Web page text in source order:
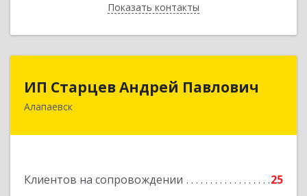
Показать контакты
Назад
ИП Старцев Андрей Павлович
Алапаевск
Клиентов на сопровождении
25
ИП Старцев Андрей Павлович
624601, Свердловская обл, Алапаевск г,